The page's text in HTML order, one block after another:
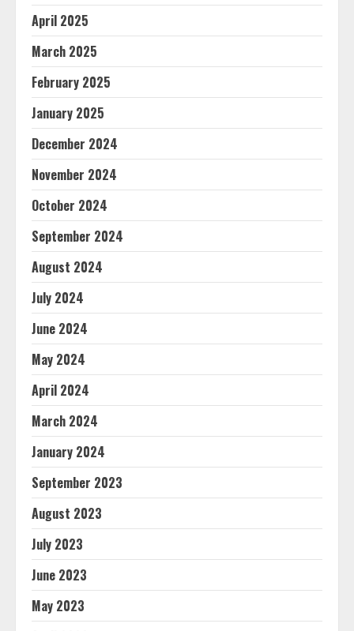
April 2025
March 2025
February 2025
January 2025
December 2024
November 2024
October 2024
September 2024
August 2024
July 2024
June 2024
May 2024
April 2024
March 2024
January 2024
September 2023
August 2023
July 2023
June 2023
May 2023